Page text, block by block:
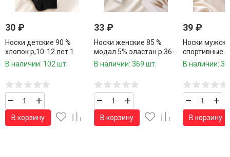
30 ₽
Носки детские 90 %
хлопок р,10-12 лет 1
пара / 10 пар в
В наличии: 102 шт.
– +
В корзину
33 ₽
Носки женские 85 %
модал 5% эластан р.36-
41 1 пара / 10 пар в
В наличии: 369 шт.
– +
В корзину
39 ₽
Носки
спортивные
10 пар в
В наличии:
– +
В корзину